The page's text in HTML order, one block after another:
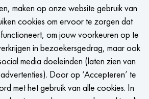
maken op onze website gebruik van
cookies om ervoor te zorgen dat
om jouw voorkeuren op te
in bezoekersgedrag, maar ook
media doeleinden (laten zien van
Door op ‘Accepteren’ te
met het gebruik van alle cookies. In
MEER VACATURES